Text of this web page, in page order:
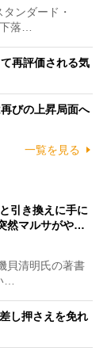
ンダード・
落…
再評価される気
びの上昇局面へ
一覧を見る
引き換えに手に
然マルサがや…
貝清明氏の著書
…
し押さえを免れ